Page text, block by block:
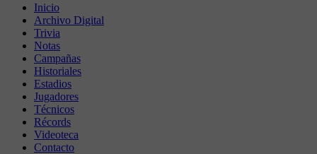
Inicio
Archivo Digital
Trivia
Notas
Campañas
Historiales
Estadios
Jugadores
Técnicos
Récords
Videoteca
Contacto